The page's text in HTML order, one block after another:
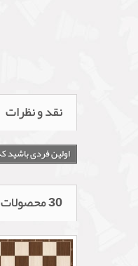
نقد و نظرات
اولین فردی باشید
30 محصولات مشابه در شاخه های مختلف: